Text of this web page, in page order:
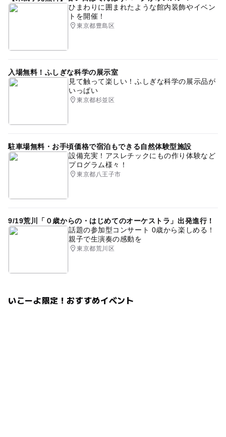
ひまわりに囲まれたような館内装飾やイベン
トを開催！
東京都豊島区
入場無料！ふしぎな科学の展示室
見て触って楽しい！ふしぎな科学の展示品が
いっぱい
東京都杉並区
駐車場無料・お手頃価格で宿泊もできる自然体験型施設
設備充実！アスレチックにもの作り体験など
プログラム様々！
東京都八王子市
9/19荒川「０歳からの・はじめてのオーケストラ」出発進行！
話題の参加型コンサート 0歳から楽しめる！
親子で生演奏の感動を
東京都荒川区
いこーよ限定！おすすめイベント